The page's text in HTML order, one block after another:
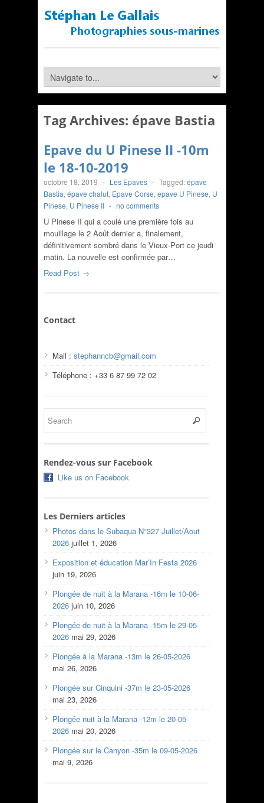
Tag Archives: épave Bastia
Epave du U Pinese II -10m
le 18-10-2019
octobre 18, 2019 - Les Epaves - Tagged:épave
Bastia, épave chalut, Epave Corse, epave U Pinese, U
Pinese, U Pinese II - no comments
U Pinese II qui a coulé une première fois au
mouillage le 2 Août dernier a, finalement,
définitivement sombré dans le Vieux-Port ce jeudi
matin. La nouvelle est confirmée par…
Read Post →
Contact
Mail : stephanncb@gmail.com
Téléphone : +33 6 87 99 72 02
Rendez-vous sur Facebook
Like us on Facebook
Les Derniers articles
Photos dans le Subaqua N°327 Juillet/Aout
2026 juillet 1, 2026
Exposition et éducation Mar’In Festa 2026
juin 19, 2026
Plongée de nuit à la Marana -16m le 10-06-
2026 juin 10, 2026
Plongée de nuit à la Marana -15m le 29-05-
2026 mai 29, 2026
Plongée à la Marana -13m le 26-05-2026
mai 26, 2026
Plongée sur Cinquini -37m le 23-05-2026
mai 23, 2026
Plongée nuit à la Marana -12m le 20-05-
2026 mai 20, 2026
Plongée sur le Canyon -35m le 09-05-2026
mai 9, 2026